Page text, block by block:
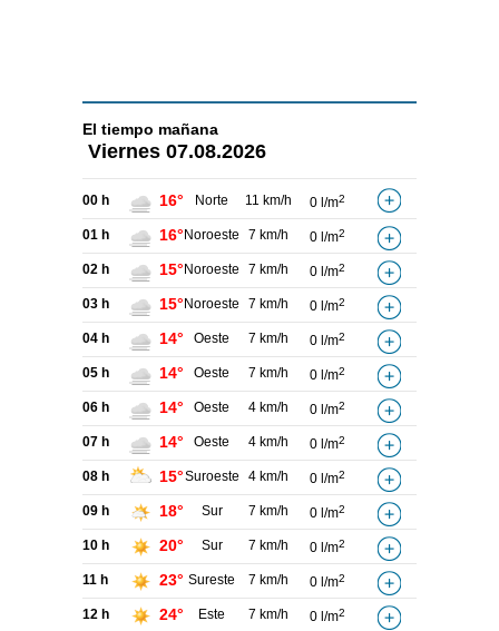
El tiempo mañana
Viernes 07.08.2026
00 h 16° Norte 11 km/h 0 l/m2
01 h 16° Noroeste 7 km/h 0 l/m2
02 h 15° Noroeste 7 km/h 0 l/m2
03 h 15° Noroeste 7 km/h 0 l/m2
04 h 14° Oeste 7 km/h 0 l/m2
05 h 14° Oeste 7 km/h 0 l/m2
06 h 14° Oeste 4 km/h 0 l/m2
07 h 14° Oeste 4 km/h 0 l/m2
08 h 15°Suroeste 4 km/h 0 l/m2
09 h 18° Sur 7 km/h 0 l/m2
10 h 20° Sur 7 km/h 0 l/m2
11 h 23° Sureste 7 km/h 0 l/m2
12 h 24° Este 7 km/h 0 l/m2